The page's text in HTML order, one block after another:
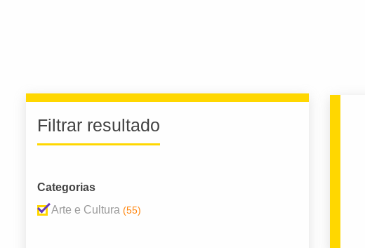
Filtrar resultado
Categorias
Arte e Cultura (55)